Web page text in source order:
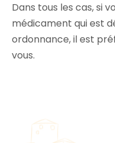
Dans tous les cas, si
médicament qui est
ordonnance, il est
vous.